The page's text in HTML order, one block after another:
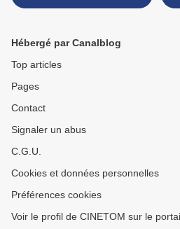
Hébergé par Canalblog
Top articles
Pages
Contact
Signaler un abus
C.G.U.
Cookies et données personnelles
Préférences cookies
Voir le profil de CINETOM sur le